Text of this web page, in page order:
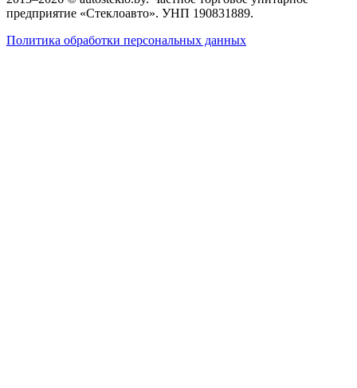
предприятие «Стеклоавто». УНП 190831889.
Политика обработки персональных данных